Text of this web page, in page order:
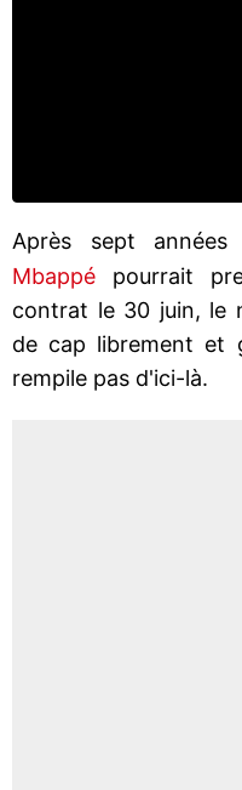
Après sept
Mbappé pourrait
contrat le 30 juin, le
de cap librement et
rempile pas d'ici-là.